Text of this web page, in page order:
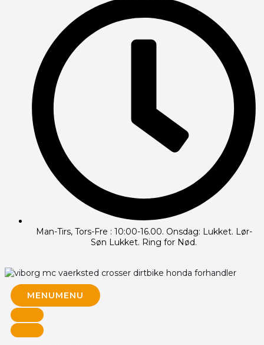
Man-Tirs, Tors-Fre : 10:00-16.00. Onsdag: Lukket. Lør-
Søn Lukket. Ring for Nød.
MENUMENU